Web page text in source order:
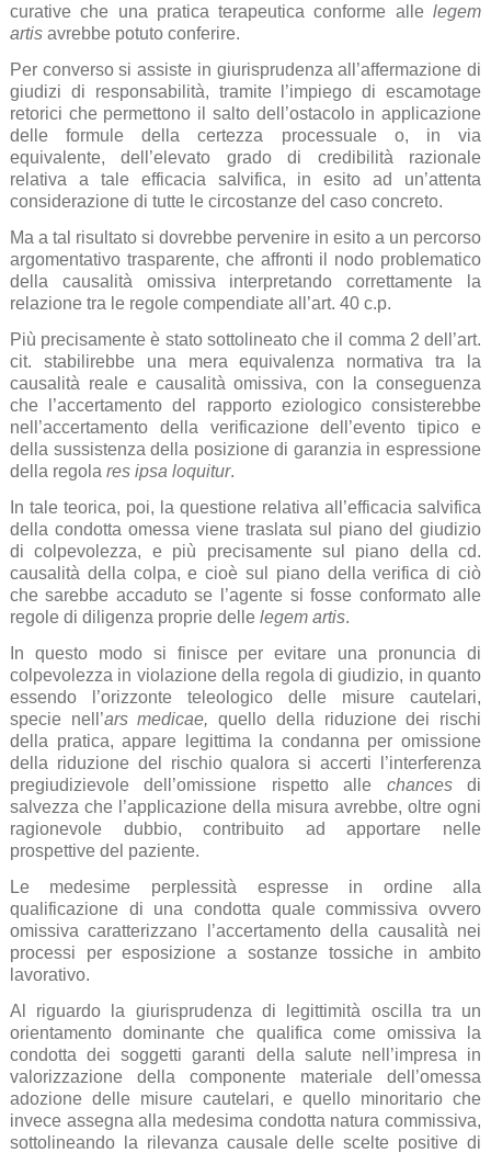
curative che una pratica terapeutica conforme allelegem
artis avrebbe potuto conferire.
Per converso si assiste in giurisprudenza all’affermazione di
giudizi di responsabilità, tramite l’impiego di escamotage
retorici che permettono il salto dell’ostacolo in applicazione
delle formule della certezza processuale o, in via
equivalente, dell’elevato grado di credibilità razionale
relativa a tale efficacia salvifica, in esito ad un’attenta
considerazione di tutte le circostanze del caso concreto.
Ma a tal risultato si dovrebbe pervenire in esito a un percorso
argomentativo trasparente, che affronti il nodo problematico
della causalità omissiva interpretando correttamente la
relazione tra le regole compendiate all’art. 40 c.p.
Più precisamente è stato sottolineato che il comma 2 dell’art.
cit. stabilirebbe una mera equivalenza normativa tra la
causalità reale e causalità omissiva, con la conseguenza
che l’accertamento del rapporto eziologico consisterebbe
nell’accertamento della verificazione dell’evento tipico e
della sussistenza della posizione di garanzia in espressione
della regola res ipsa loquitur.
In tale teorica, poi, la questione relativa all’efficacia salvifica
della condotta omessa viene traslata sul piano del giudizio
di colpevolezza, e più precisamente sul piano della cd.
causalità della colpa, e cioè sul piano della verifica di ciò
che sarebbe accaduto se l’agente si fosse conformato alle
regole di diligenza proprie delle legem artis.
In questo modo si finisce per evitare una pronuncia di
colpevolezza in violazione della regola di giudizio, in quanto
essendo l’orizzonte teleologico delle misure cautelari,
specie nell’ars medicae,quello della riduzione dei rischi
della pratica, appare legittima la condanna per omissione
della riduzione del rischio qualora si accerti l’interferenza
pregiudizievole dell’omissione rispetto alle chancesdi
salvezza che l’applicazione della misura avrebbe, oltre ogni
ragionevole dubbio, contribuito ad apportare nelle
prospettive del paziente.
Le medesime perplessità espresse in ordine alla
qualificazione di una condotta quale commissiva ovvero
omissiva caratterizzano l’accertamento della causalità nei
processi per esposizione a sostanze tossiche in ambito
lavorativo.
Al riguardo la giurisprudenza di legittimità oscilla tra un
orientamento dominante che qualifica come omissiva la
condotta dei soggetti garanti della salute nell’impresa in
valorizzazione della componente materiale dell’omessa
adozione delle misure cautelari, e quello minoritario che
invece assegna alla medesima condotta natura commissiva,
sottolineando la rilevanza causale delle scelte positive di